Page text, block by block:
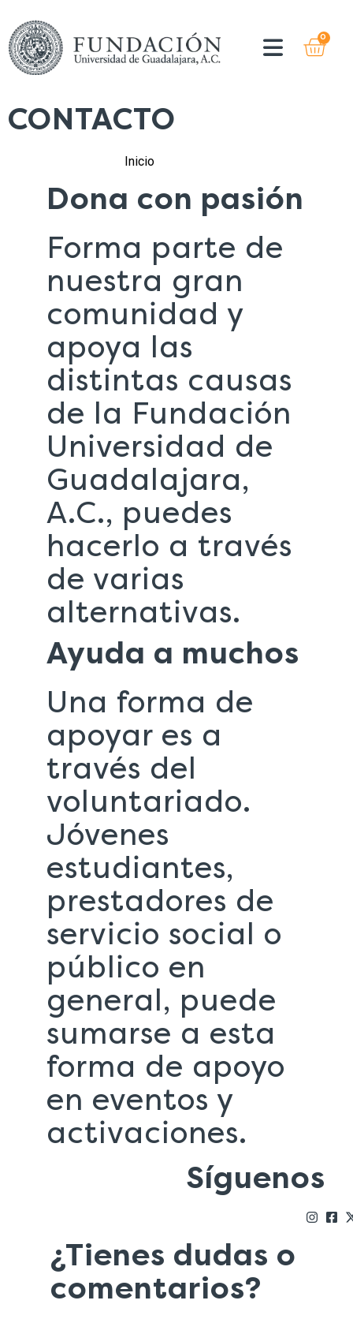
0
CONTACTO
Inicio
Dona con pasión
Forma parte de
nuestra gran
comunidad y
apoya las
distintas causas
de la Fundación
Universidad de
Guadalajara,
A.C., puedes
hacerlo a través
de varias
alternativas.
Ayuda a muchos
Una forma de
apoyar es a
través del
voluntariado.
Jóvenes
estudiantes,
prestadores de
servicio social o
público en
general, puede
sumarse a esta
forma de apoyo
en eventos y
activaciones.
Síguenos
¿Tienes dudas o
comentarios?